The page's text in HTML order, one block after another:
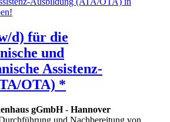
d) für die
und
Assistenz-
OTA) *
gGmbH- Hannover